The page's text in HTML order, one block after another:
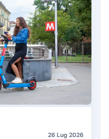
26 Lug 2026